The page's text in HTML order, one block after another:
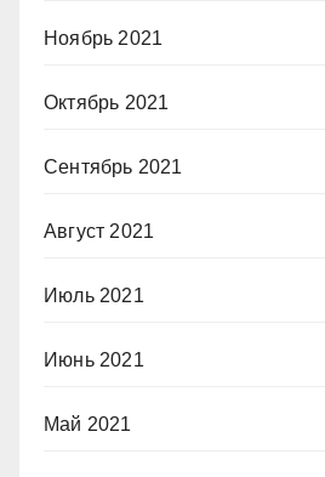
Ноябрь 2021
Октябрь 2021
Сентябрь 2021
Август 2021
Июль 2021
Июнь 2021
Май 2021